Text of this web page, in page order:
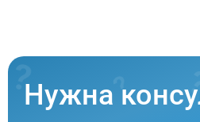
Нужна